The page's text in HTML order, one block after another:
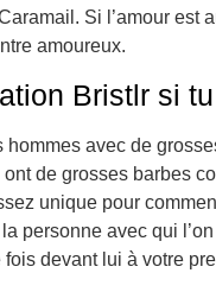
Si l’amour est
amoureux.
Bristlr si
hommes avec de
ont de grosses barbes
unique pour
personne avec qui
devant lui à votre